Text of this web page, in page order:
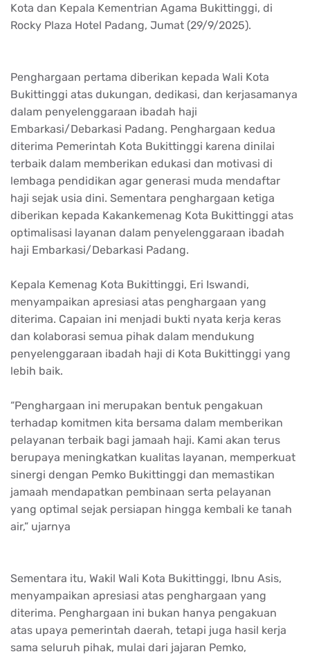
Kota dan Kepala Kementrian Agama Bukittinggi, di
Rocky Plaza Hotel Padang, Jumat (29/9/2025).
Penghargaan pertama diberikan kepada Wali Kota
Bukittinggi atas dukungan, dedikasi, dan kerjasamanya
dalam penyelenggaraan ibadah haji
Embarkasi/Debarkasi Padang. Penghargaan kedua
diterima Pemerintah Kota Bukittinggi karena dinilai
terbaik dalam memberikan edukasi dan motivasi di
lembaga pendidikan agar generasi muda mendaftar
haji sejak usia dini. Sementara penghargaan ketiga
diberikan kepada Kakankemenag Kota Bukittinggi atas
optimalisasi layanan dalam penyelenggaraan ibadah
haji Embarkasi/Debarkasi Padang.
Kepala Kemenag Kota Bukittinggi, Eri Iswandi,
menyampaikan apresiasi atas penghargaan yang
diterima. Capaian ini menjadi bukti nyata kerja keras
dan kolaborasi semua pihak dalam mendukung
penyelenggaraan ibadah haji di Kota Bukittinggi yang
lebih baik.
“Penghargaan ini merupakan bentuk pengakuan
terhadap komitmen kita bersama dalam memberikan
pelayanan terbaik bagi jamaah haji. Kami akan terus
berupaya meningkatkan kualitas layanan, memperkuat
sinergi dengan Pemko Bukittinggi dan memastikan
jamaah mendapatkan pembinaan serta pelayanan
yang optimal sejak persiapan hingga kembali ke tanah
air,” ujarnya
Sementara itu, Wakil Wali Kota Bukittinggi, Ibnu Asis,
menyampaikan apresiasi atas penghargaan yang
diterima. Penghargaan ini bukan hanya pengakuan
atas upaya pemerintah daerah, tetapi juga hasil kerja
sama seluruh pihak, mulai dari jajaran Pemko,